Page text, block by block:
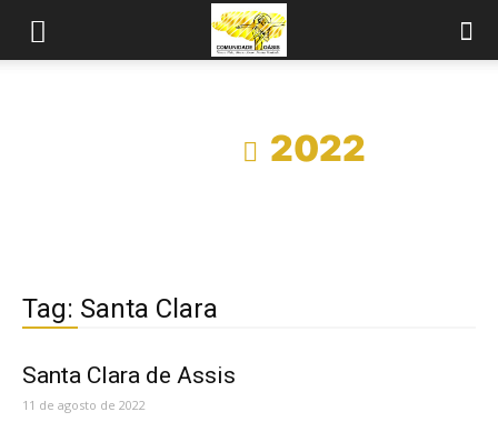
2022
Tag: Santa Clara
Santa Clara de Assis
11 de agosto de 2022